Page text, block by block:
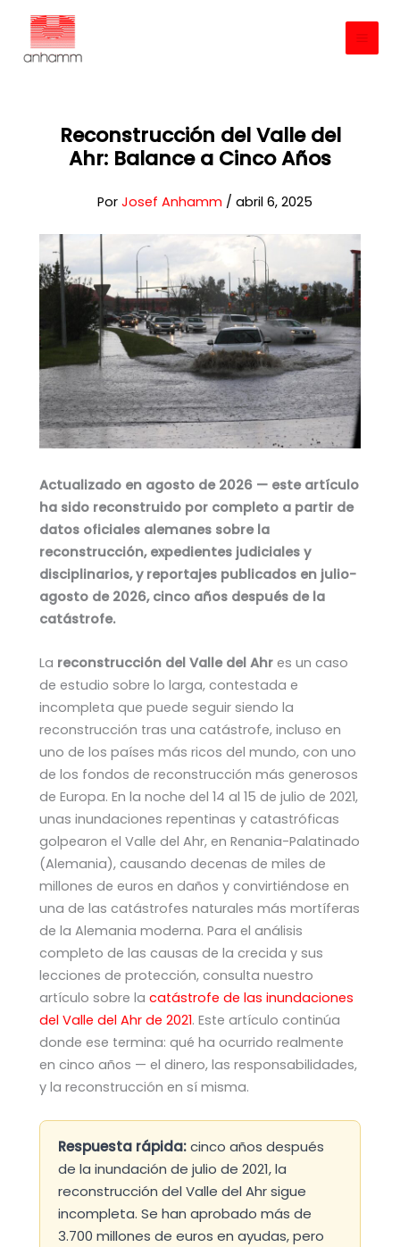
contenido
Reconstrucción del Valle del
Ahr: Balance a Cinco Años
Por Josef Anhamm / abril 6, 2025
Actualizado en agosto de 2026 — este artículo
ha sido reconstruido por completo a partir de
datos oficiales alemanes sobre la
reconstrucción, expedientes judiciales y
disciplinarios, y reportajes publicados en julio-
agosto de 2026, cinco años después de la
catástrofe.
La reconstrucción del Valle del Ahr es un caso
de estudio sobre lo larga, contestada e
incompleta que puede seguir siendo la
reconstrucción tras una catástrofe, incluso en
uno de los países más ricos del mundo, con uno
de los fondos de reconstrucción más generosos
de Europa. En la noche del 14 al 15 de julio de 2021,
unas inundaciones repentinas y catastróficas
golpearon el Valle del Ahr, en Renania-Palatinado
(Alemania), causando decenas de miles de
millones de euros en daños y convirtiéndose en
una de las catástrofes naturales más mortíferas
de la Alemania moderna. Para el análisis
completo de las causas de la crecida y sus
lecciones de protección, consulta nuestro
artículo sobre la catástrofe de las inundaciones
del Valle del Ahr de 2021. Este artículo continúa
donde ese termina: qué ha ocurrido realmente
en cinco años — el dinero, las responsabilidades,
y la reconstrucción en sí misma.
Respuesta rápida:cinco años después
de la inundación de julio de 2021, la
reconstrucción del Valle del Ahr sigue
incompleta. Se han aprobado más de
3.700 millones de euros en ayudas, pero